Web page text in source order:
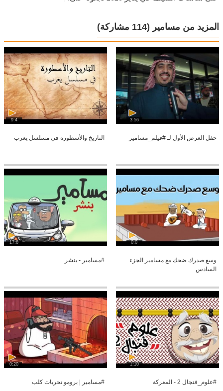
المزيد من مسامير (114 مشاركة)
3:56
حفل العرض الأول لـ #فيلم_مسامير
9:4
التاريخ والأسطورة في مسلسل يعرب
0:0
وسع صدرك ضحك مع مسامير الجزء
السادس
17:8
#مسامير - بنشر
1:10
#علوم_فنجال 2 - المعركة
0:20
#مسامير | برومو تحريات كلب